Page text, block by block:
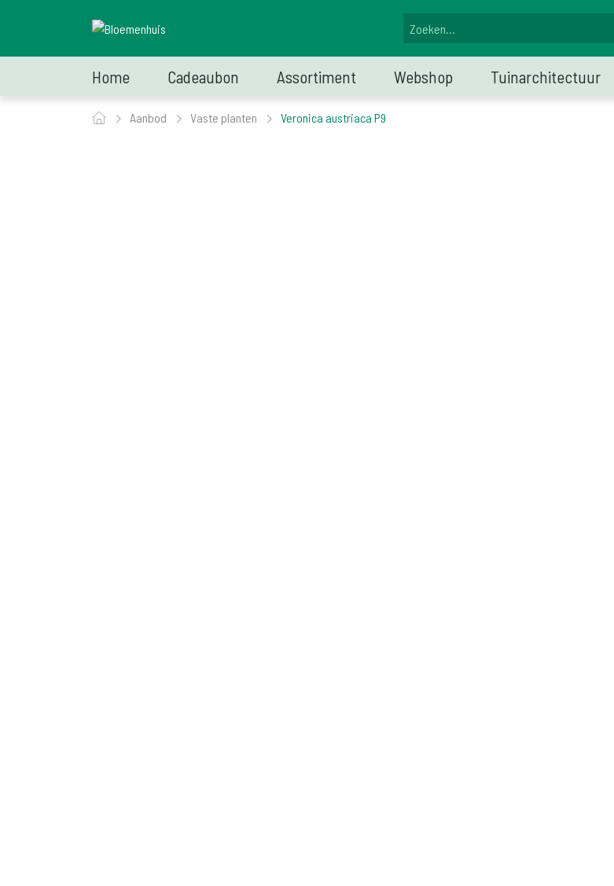
Home Cadeaubon Assortiment Webshop Tuinarchitectuur
Aanbod Vaste planten Veronica austriaca P9